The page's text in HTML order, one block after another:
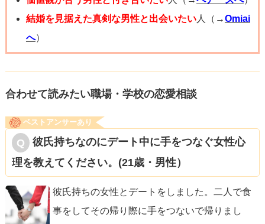
結婚を見据えた真剣な男性と出会いたい人（→Omiai
へ）
合わせて読みたい職場・学校の恋愛相談
ベストアンサーあり
彼氏持ちなのにデート中に手をつなぐ女性心
理を教えてください。(21歳・男性）
彼氏持ちの女性とデートをしました。二人で食
事をしてその帰り際に手をつないで帰りまし